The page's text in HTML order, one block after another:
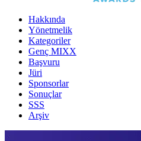
Hakkında
Yönetmelik
Kategoriler
Genç MIXX
Başvuru
Jüri
Sponsorlar
Sonuçlar
SSS
Arşiv